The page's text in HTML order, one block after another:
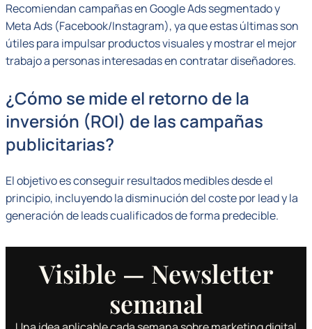
Recomiendan campañas en Google Ads segmentado y
Meta Ads (Facebook/Instagram), ya que estas últimas son
útiles para impulsar productos visuales y mostrar el mejor
trabajo a personas interesadas en contratar diseñadores.
¿Cómo se mide el retorno de la
inversión (ROI) de las campañas
publicitarias?
El objetivo es conseguir resultados medibles desde el
principio, incluyendo la disminución del coste por lead y la
generación de leads cualificados de forma predecible.
Visible — Newsletter
semanal